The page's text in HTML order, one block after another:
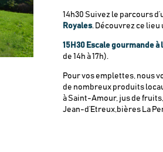
14h30 Suivez le parcours
Royales. Découvrez ce
15H30 Escale gourmande à
de 14h à 17h).
Pour vos emplettes, nous
de nombreux produits
à Saint-Amour, jus de
Jean-d’Etreux,bières La